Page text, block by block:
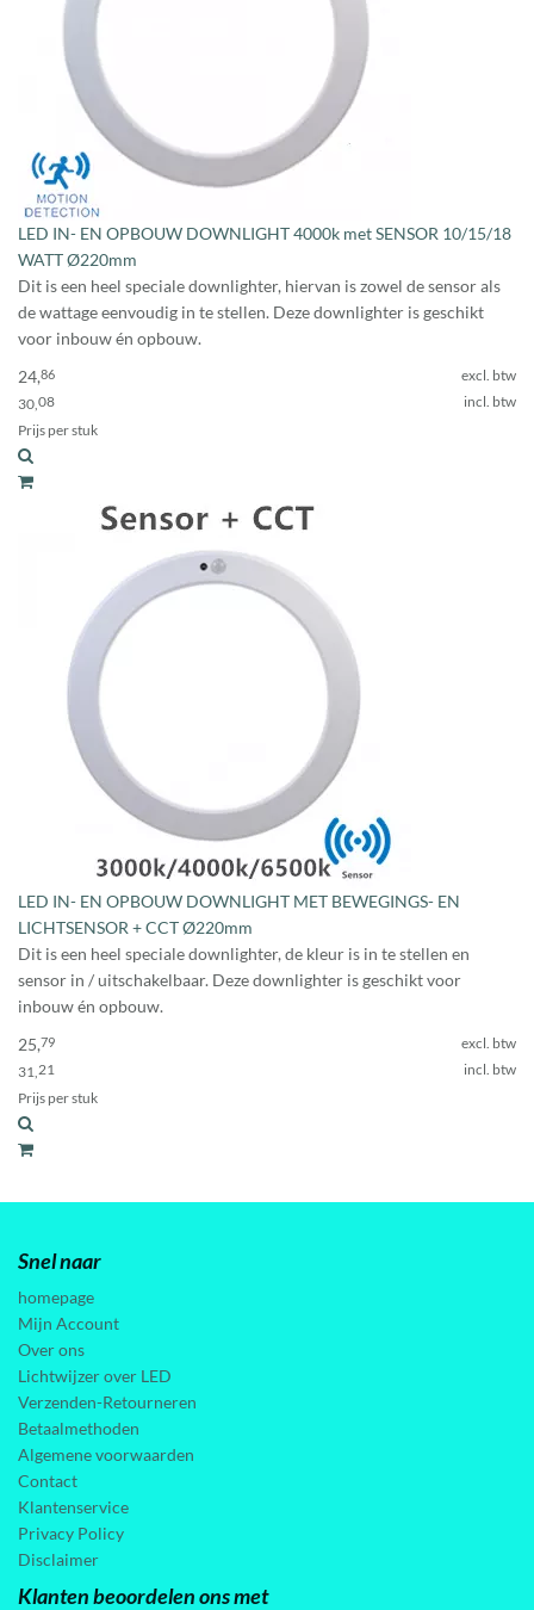
LED IN- EN OPBOUW DOWNLIGHT 4000k met SENSOR 10/15/18
WATT Ø220mm
Dit is een heel speciale downlighter, hiervan is zowel de sensor als
de wattage eenvoudig in te stellen. Deze downlighter is geschikt
voor inbouw én opbouw.
24,86
excl. btw
30,08
incl. btw
Prijs per stuk
LED IN- EN OPBOUW DOWNLIGHT MET BEWEGINGS- EN
LICHTSENSOR + CCT Ø220mm
Dit is een heel speciale downlighter, de kleur is in te stellen en
sensor in / uitschakelbaar. Deze downlighter is geschikt voor
inbouw én opbouw.
25,79
excl. btw
31,21
incl. btw
Prijs per stuk
Snel naar
homepage
Mijn Account
Over ons
Lichtwijzer over LED
Verzenden-Retourneren
Betaalmethoden
Algemene voorwaarden
Contact
Klantenservice
Privacy Policy
Disclaimer
Klanten beoordelen ons met